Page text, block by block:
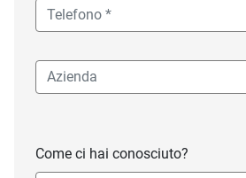
Come ci hai conosciuto?